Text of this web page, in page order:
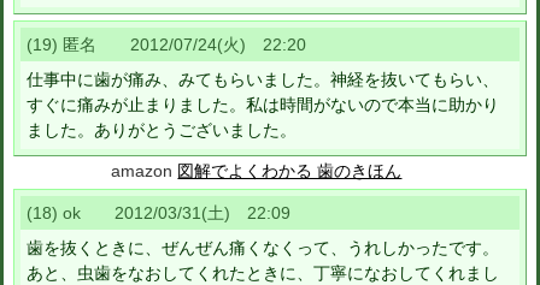
(19) 匿名 2012/07/24(火) 22:20
仕事中に歯が痛み、みてもらいました。神経を抜いてもらい、
すぐに痛みが止まりました。私は時間がないので本当に助かり
ました。ありがとうございました。
amazon 図解でよくわかる 歯のきほん
(18) ok 2012/03/31(土) 22:09
歯を抜くときに、ぜんぜん痛くなくって、うれしかったです。
あと、虫歯をなおしてくれたときに、丁寧になおしてくれまし